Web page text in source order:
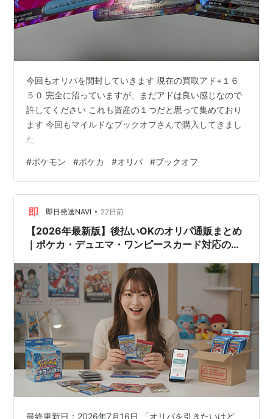
今回もオリパを開封していきます 現在の買取アド+１６
５０ 完全に沼っていますが、まだアドは良い感じなので
許してください これも資産の１つだと思って集めており
ます 今回もマイルドなブックオフさんで購入してきまし
た
#ポケモン #ポケカ #オリパ #ブックオフ
即日発送NAVI • 22日前
【2026年最新版】後払いOKのオリパ通販まとめ
｜ポケカ・デュエマ・ワンピースカード対応のオ
最終更新日：2026年7月16日 「オリパを引きたいけど、